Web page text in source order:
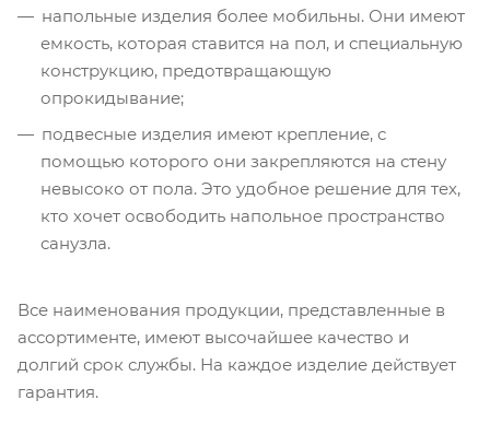
напольные изделия более мобильны. Они имеют
емкость, которая ставится на пол, и специальную
конструкцию, предотвращающую
опрокидывание;
подвесные изделия имеют крепление, с
помощью которого они закрепляются на стену
невысоко от пола. Это удобное решение для тех,
кто хочет освободить напольное пространство
санузла.
Все наименования продукции, представленные в
ассортименте, имеют высочайшее качество и
долгий срок службы. На каждое изделие действует
гарантия.